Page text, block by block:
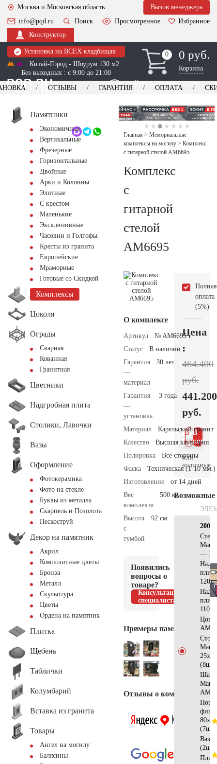
Москва и Московская область
Вызов менеджера
info@pqd.ru
Поиск Просмотренное
Избранное
Конструктор
Установка на ВСЕХ кладбищах
Китай-Город - Шоурум 130 м2
Без выходных : с 9:00 до 21:00
0
0 0 руб.
Корзина
Выезд менеджера для
оформления заказа
+7 (495) 518-44-23
Обратный звонок
ОТЗЫВЫ ГАРАНТИЯ ОПЛАТА
Памятники
Экономичные
Вертикальные
Фрезерные
Горизонтальные
Двойные
Арки и Колонны
Элитные
С крестом
Маленькие
Эксклюзивные
Часовни и Голгофы
Кресты из гранита
Европейские
Мраморные
Готовые со Скидкой
Комплексы
Цоколя
Ограды
Сварная
Кованная
Гранитная
Цветники
Надгробная плита
Столики, Лавочки
Вазы
Оформление
Фотокерамика
Фото на стекле
Буквы из металла
Скарпель и Позолота
Пескоструй
Декор на памятник
Акрил
Композитные цветы
Бронза
Металл
Скульптура
Цветы
Ордена на памятник
Плитка
Щебень
Таблички
Колумбарий
Вставка из гранита
Товары
Ангел на могилу
Балясины
Главная > Мемориальные
комплексы на могилу > Комплекс
с гитарной стелой AM6695
Комплекс
с
гитарной
стелой
AM6695
О комплексе
Артикул
№ AM6695
Статус
В наличии
Гарантия
—
материал
30 лет
Гарантия
—
установка
3 года
Материал
Карельский гранит
Качество
Высшая категория
Полировка
Все стороны
Фаска
Техническая (1-10 мм.)
Изготовление
от 14 дней
Вес
комплекта
500 кг.
Высота
с
тумбой
92 см.
Появились
вопросы о
товаре?
Консультация
специалиста
Примеры памятников
Отзывы о компании
Полная
оплата
(5%)
Цена
:
464.400
руб.
441.200
руб.
В
В 1
клик
или
наличные.
Возможные
Стела
—
(8шт)
Шар
(7шт)
Ваза
(2шт)